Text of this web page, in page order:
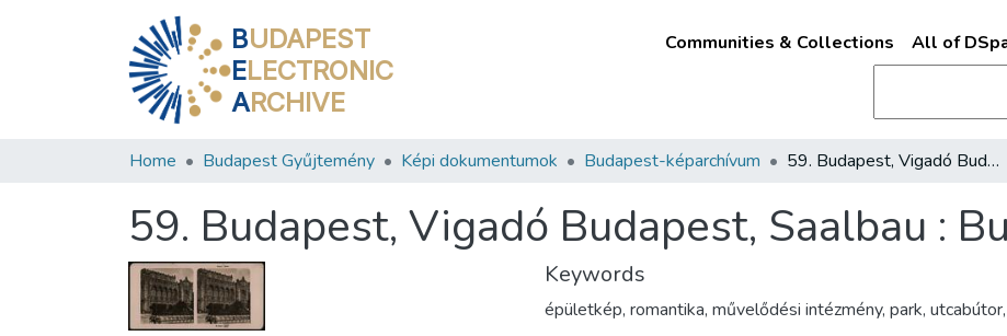
BUDAPEST
ELECTRONIC
ARCHIVE
Communities & Collections All of
Home Budapest Gyűjtemény Képi dokumentumok Budapest-képarchívum 59. Budapest, Vigadó Budapest, Saalbau : Budapest, Redoute
59. Budapest, Vigadó Budapest, Saalbau :
Keywords
épületkép, romantika, művelődési intézmény, park, utcabútor,